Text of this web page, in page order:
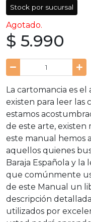
Stock por sucursal
Agotado.
$ 5.990
La cartomancia es
existen para leer las
estamos
de este arte, existen
este manual hemos
aquellos quienes
Baraja Española y
que comúnmente
de este Manual un
descripción
utilizados por